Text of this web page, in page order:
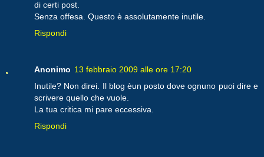
di certi post.
Senza offesa. Questo è assolutamente inutile.
Rispondi
Anonimo 13 febbraio 2009 alle ore 17:20
Inutile? Non direi. Il blog èun posto dove ognuno puoi dire e
scrivere quello che vuole.
La tua critica mi pare eccessiva.
Rispondi